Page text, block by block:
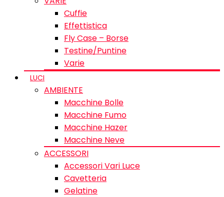
Cuffie
Effettistica
Fly Case – Borse
Testine/Puntine
Varie
LUCI
AMBIENTE
Macchine Bolle
Macchine Fumo
Macchine Hazer
Macchine Neve
ACCESSORI
Accessori Vari Luce
Cavetteria
Gelatine